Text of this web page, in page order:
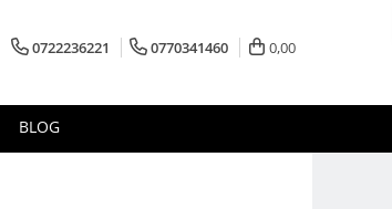
0722236221 0770341460 0,00
BLOG